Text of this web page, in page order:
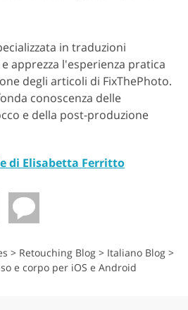
in traduzioni
apprezza l'esperienza pratica
degli articoli di FixThePhoto.
conoscenza delle
e della post-produzione
di Elisabetta Ferritto
> Retouching Blog > Italiano Blog >
e corpo per iOS e Android